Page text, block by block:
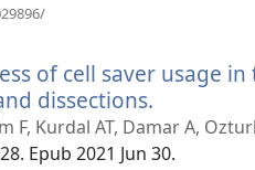
janela)
of cell saver usage
dissections.
uma
nova
F, Kurdal AT, Damar A,
Epub 2021 Jun 30.